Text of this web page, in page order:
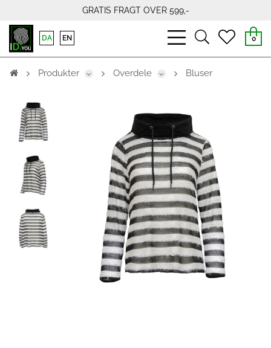
GRATIS FRAGT OVER 599,-
bars
light
searchheart
0
DA EN
Produkter Overdele Bluser